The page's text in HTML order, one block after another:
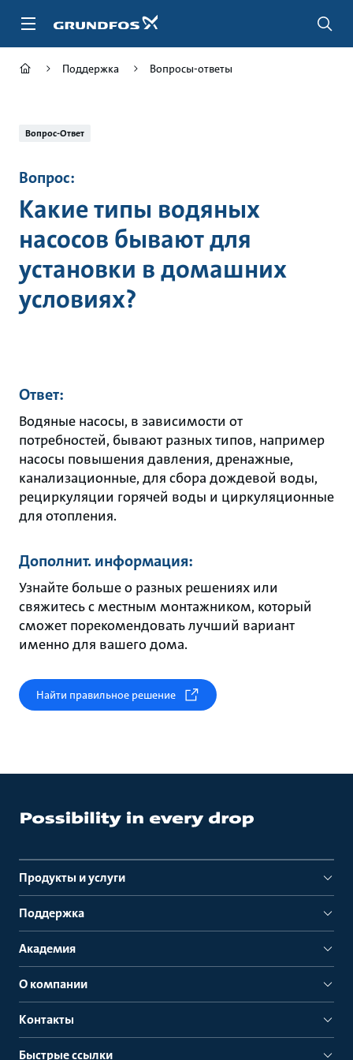
Поддержка Вопросы-ответы
Вопрос-Ответ
Вопрос:
Какие типы водяных
насосов бывают для
установки в домашних
условиях?
Ответ:
Водяные насосы, в зависимости от
потребностей, бывают разных типов, например
насосы повышения давления, дренажные,
канализационные, для сбора дождевой воды,
рециркуляции горячей воды и циркуляционные
для отопления.
Дополнит. информация:
Узнайте больше о разных решениях или
свяжитесь с местным монтажником, который
сможет порекомендовать лучший вариант
именно для вашего дома.
Найти правильное решение
Продукты и услуги
Поддержка
Академия
О компании
Контакты
Быстрые ссылки